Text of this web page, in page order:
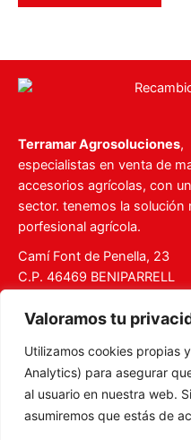
Valoramos tu
Utilizamos cookies propias
Analytics) para asegurar
al usuario en nuestra web.
asumiremos que estás de
Terramar Agrosoluciones,
especialistas en venta de
accesorios agrícolas, con
sector. tenemos la solución
porfesional agrícola.
Camí Font de Penella, 23
C.P. 46469 BENIPARRELL
Mi Cuenta
Carrito
Aviso legal